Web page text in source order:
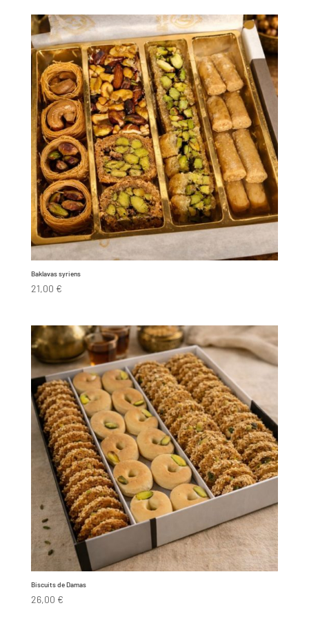
Baklavas syriens
21,00 €
Biscuits de Damas
26,00 €